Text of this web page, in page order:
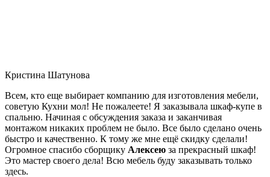
Кристина Шатунова
Всем, кто еще выбирает компанию для изготовления мебели,
советую Кухни мол! Не пожалеете! Я заказывала шкаф-купе в
спальню. Начиная с обсуждения заказа и заканчивая
монтажом никаких проблем не было. Все было сделано очень
быстро и качественно. К тому же мне ещё скидку сделали!
Огромное спасибо сборщику Алексею за прекрасный шкаф!
Это мастер своего дела! Всю мебель буду заказывать только
здесь.